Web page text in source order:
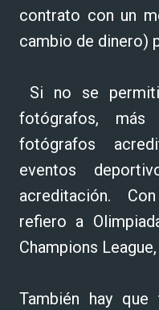
contrato con un
cambio de dinero)
Si no se
fotógrafos,
fotógrafos
eventos
acreditación.
refiero a
Champions
También hay